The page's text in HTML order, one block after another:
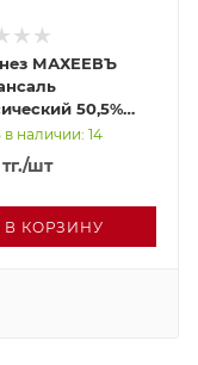
МАХЕЕВЪ
50,5%
у
в наличии: 14
тг./шт
В КОРЗИНУ